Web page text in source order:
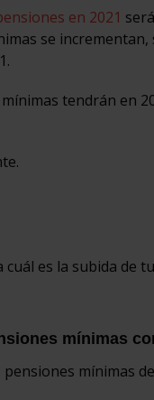
en 2021
se
tendrán en
cuál es la subida
mínimas
pensiones mínimas